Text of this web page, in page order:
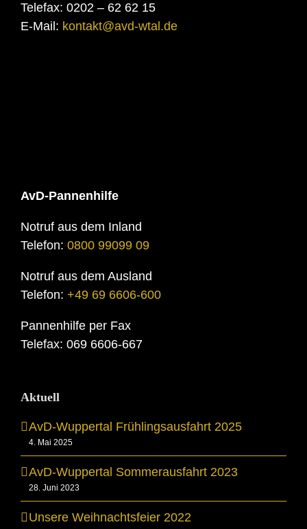
Telefax: 0202 – 62 62 15
E-Mail: kontakt@avd-wtal.de
AvD-Pannenhilfe
Notruf aus dem Inland
Telefon: 0800 99099 09
Notruf aus dem Ausland
Telefon: +49 69 6606-600
Pannenhilfe per Fax
Telefax: 069 6606-667
Aktuell
AvD-Wuppertal Frühlingsausfahrt 2025
4. Mai 2025
AvD-Wuppertal Sommerausfahrt 2023
28. Juni 2023
Unsere Weihnachtsfeier 2022